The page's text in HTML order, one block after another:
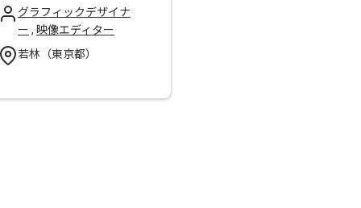
グラフィックデザイナ
ー , 映像エディター
若林（東京都）